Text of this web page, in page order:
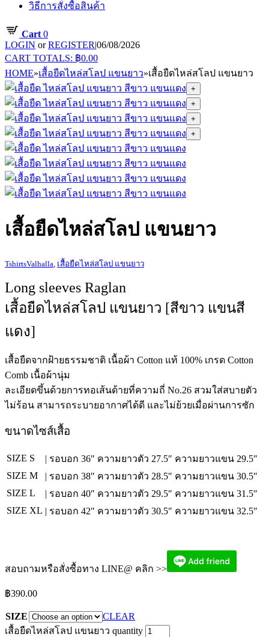
วิธีการสั่งซื้อสินค้า
Cart 0
LOGIN orREGISTER|06/08/2026
CART TOTALS: ฿0.00
HOME»เสื้อยืดไหล่สโลป แขนยาว»เสื้อยืดไหล่สโลป แขนยาว
+
+
+
+
เสื้อยืดไหล่สโลป แขนยาว
TshirtsValhalla เสื้อยืดไหล่สโลป แขนยาว
Long sleeves Raglan
เสื้อยืดไหล่สโลป แขนยาว [สีขาว แขนสี
แดง]
เสื้อยืดจากฝ้ายธรรมชาติ เนื้อผ้า Cotton แท้ 100% เกรด Cotton
Comb เนื้อผ้านุ่ม
ละเอียดขึ้นด้วยการทอเส้นด้ายที่ความถี่ No.26 สวมใส่สบายตัว
ไม่ร้อน สามารถระบายอากาศได้ดี และไม่ย้วยเมื่อผ่านการซัก
ขนาดไซส์เสื้อ
SIZE S | รอบอก 36″ ความยาวตัว 27.5″ ความยาวแขน 29.5″
SIZE M
| รอบอก 38″ ความยาวตัว 28.5″ ความยาวแขน 30.5″
SIZE L
| รอบอก 40″ ความยาวตัว 29.5″ ความยาวแขน 31.5″
SIZE XL | รอบอก 42″ ความยาวตัว 30.5″ ความยาวแขน 32.5″
สอบถามหรือสั่งซื้อทาง LINE@ คลิก >>
฿390.00
SIZE
CLEAR
เสื้อยืดไหล่สโลป แขนยาว quantity